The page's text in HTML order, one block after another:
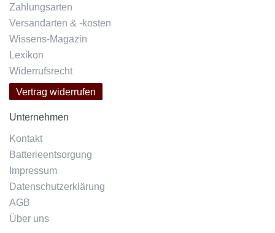
Zahlungsarten
Versandarten & -kosten
Wissens-Magazin
Lexikon
Widerrufsrecht
Vertrag widerrufen
Unternehmen
Kontakt
Batterieentsorgung
Impressum
Datenschutzerklärung
AGB
Über uns